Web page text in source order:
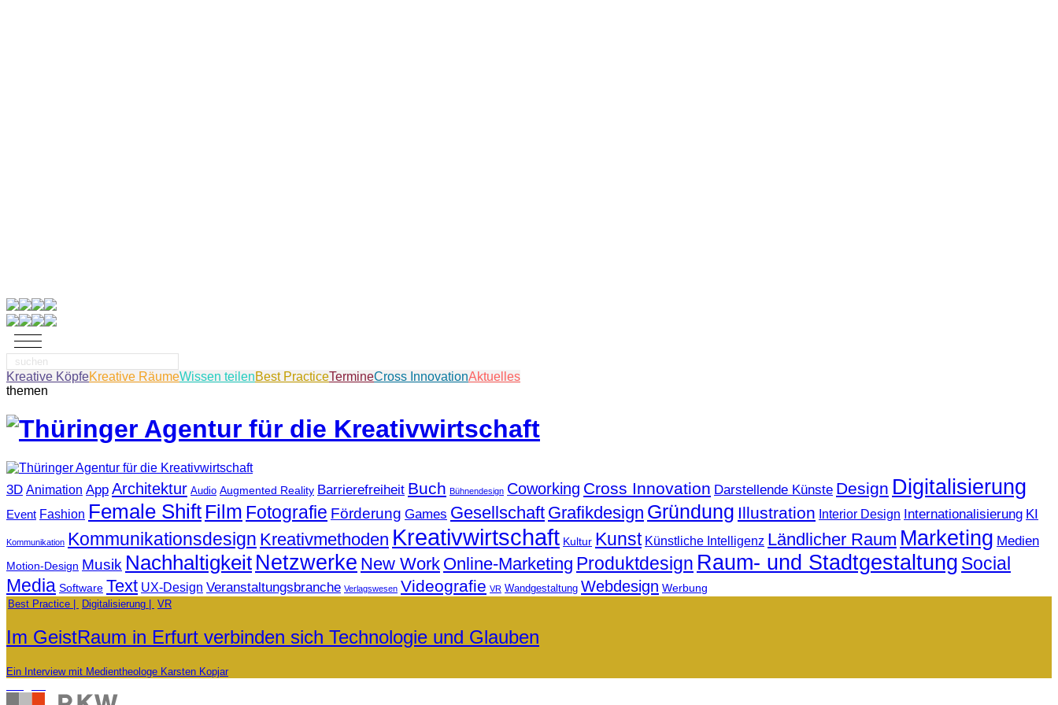
Suche
nach:
Kreative KöpfeKreative RäumeWissen teilenBest PracticeTermineCross InnovationAktuelles
themen
3D Animation App Architektur Audio Augmented Reality Barrierefreiheit Buch Bühnendesign Coworking Cross Innovation Darstellende Künste Design Digitalisierung
Event Fashion Female Shift Film Fotografie Förderung Games Gesellschaft Grafikdesign Gründung Illustration Interior Design Internationalisierung KI
Kommunikation Kommunikationsdesign Kreativmethoden Kreativwirtschaft Kultur Kunst Künstliche Intelligenz Ländlicher Raum Marketing Medien
Motion-Design Musik Nachhaltigkeit Netzwerke New Work Online-Marketing Produktdesign Raum- und Stadtgestaltung Social
Media Software Text UX-Design Veranstaltungsbranche Verlagswesen Videografie VR Wandgestaltung Webdesign Werbung
Best Practice Digitalisierung VR
Im GeistRaum in Erfurt verbinden sich Technologie und Glauben
Ein Interview mit Medientheologe Karsten Kopjar